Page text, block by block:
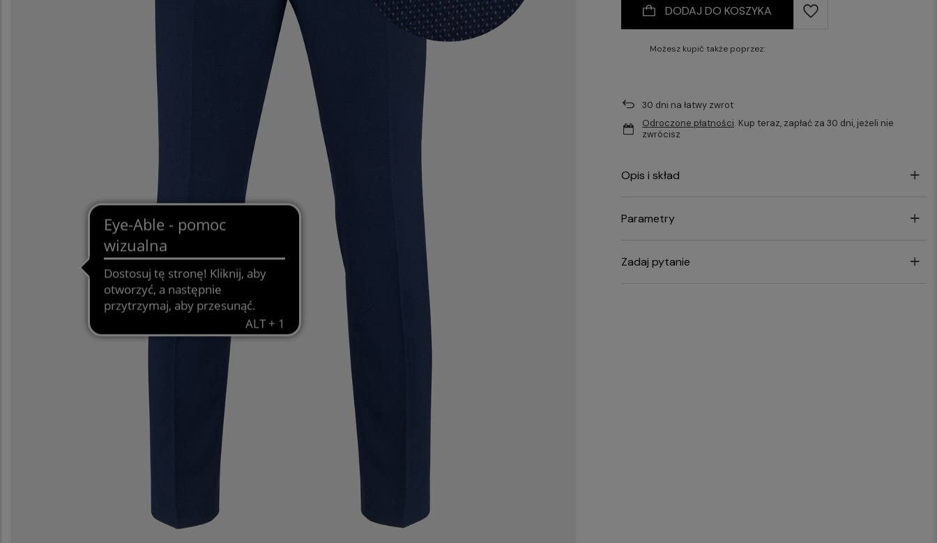
DODAJ DO KOSZYKA
Możesz kupić także poprzez:
30 dni na łatwy zwrot
Odroczone płatności. Kup teraz, zapłać za 30 dni, jeżeli nie
zwrócisz
Opis i skład
Parametry
Zadaj pytanie